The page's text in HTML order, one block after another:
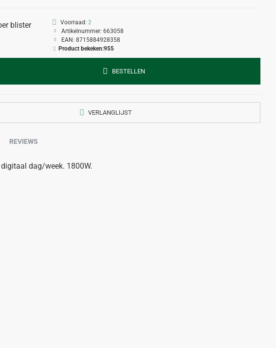
blister Voorraad: 2
Artikelnummer: 663058
EAN: 8715884928358
Product bekeken:955
BESTELLEN
VERLANGLIJST
REVIEWS
dag/week. 1800W.